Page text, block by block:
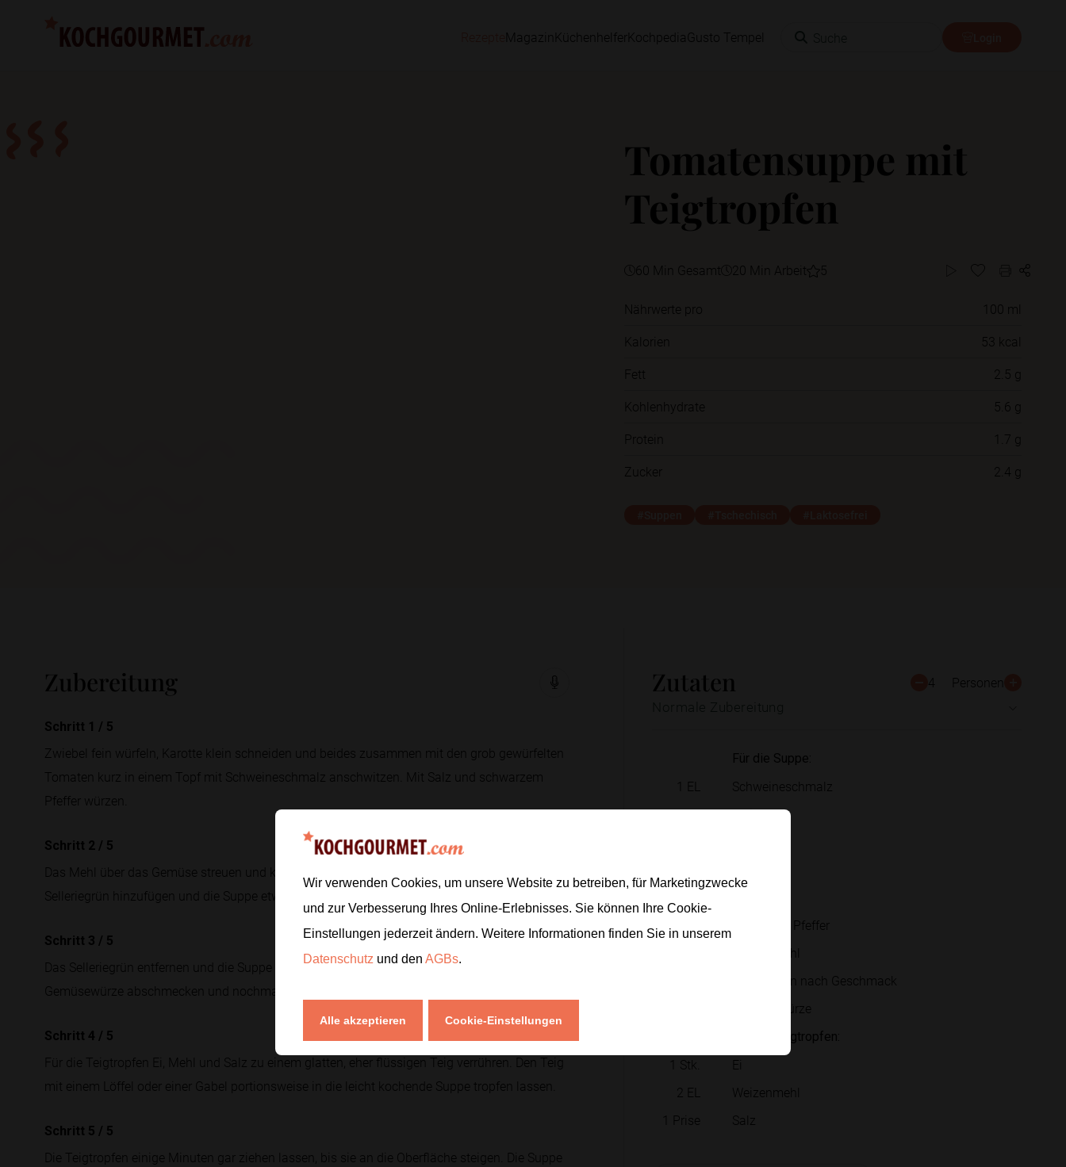
Magazin Küchenhelfer Kochpedia Gusto Tempel
Tomatensuppe mit
Teigtropfen
60 Min Gesamt 20 Min Arbeit 5
Nährwerte pro
100 ml
Kalorien
53 kcal
Fett
2.5 g
Kohlenhydrate
5.6 g
Protein
1.7 g
Zucker
2.4 g
Zutaten 4 Personen
Für die Suppe:
1 EL
Schweineschmalz
1Stk.
Zwiebel
Schwarzer Pfeffer
Weizenmehl
Selleriegrün nach Geschmack
Gemüsewürze
Für die Teigtropfen:
1 Stk.
Ei
2 EL
Weizenmehl
1 Prise Salz
Zubereitung
Schritt 1 / 5
Zwiebel fein würfeln, Karotte klein schneiden und beides zusammen mit den grob gewürfelten
Tomaten kurz in einem Topf mit Schweineschmalz anschwitzen. Mit Salz und schwarzem
Pfeffer würzen.
Schritt 2 / 5
Das Mehl über das Gemüse streuen und kurz mitrösten. Mit 750 ml Wasser aufgießen.
Selleriegrün hinzufügen und die Suppe etwa
Schritt 3 / 5
Das Selleriegrün entfernen und die Suppe durch ein Sieb streichen oder fein pürieren. Mit
Gemüsewürze abschmecken und nochmals aufkochen.
Schritt 4 / 5
Für die Teigtropfen Ei, Mehl und Salz zu einem glatten, eher flüssigen Teig verrühren. Den Teig
mit einem Löffel oder einer Gabel portionsweise in die leicht kochende Suppe tropfen lassen.
Schritt 5 / 5
Die Teigtropfen einige Minuten gar ziehen lassen, bis sie an die Oberfläche steigen. Die Suppe
Wir verwenden Cookies, um unsere Website zu betreiben, für Marketingzwecke
und zur Verbesserung Ihres Online-Erlebnisses. Sie können Ihre Cookie-
Einstellungen jederzeit ändern. Weitere Informationen finden Sie in unserem
Datenschutz und den AGBs.
Alle akzeptieren Cookie-Einstellungen